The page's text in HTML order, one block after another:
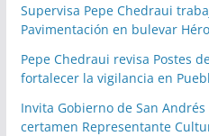
Supervisa Pepe Chedraui
Pavimentación en bulevar
Pepe Chedraui revisa Postes
fortalecer la vigilancia en
Invita Gobierno de San
certamen Representante